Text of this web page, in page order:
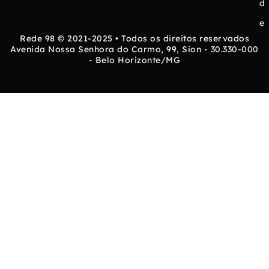
d
e
Rede 98 © 2021-2025 • Todos os direitos reservados
Avenida Nossa Senhora do Carmo, 99, Sion - 30.330-000
- Belo Horizonte/MG